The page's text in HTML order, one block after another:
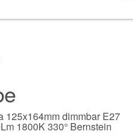
125x164mm dimmbar E27
1800K 330° Bernstein